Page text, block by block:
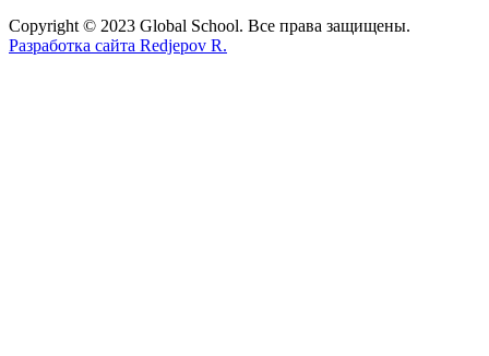
Copyright © 2023 Global School. Все права защищены.
Разработка сайта Redjepov R.